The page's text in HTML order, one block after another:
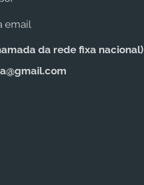
email
da rede fixa nacional)